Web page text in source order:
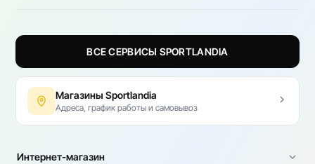
ВСЕ СЕРВИСЫ SPORTLANDIA
Магазины Sportlandia
Адреса, график работы и самовывоз
Интернет-магазин